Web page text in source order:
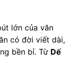
lớn của văn
có đời viết dài,
bền bỉ. Từ Dế